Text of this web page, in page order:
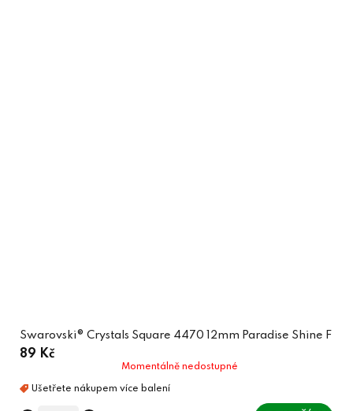
Swarovski® Crystals Square 4470 12mm Paradise Shine F
89 Kč
Momentálně nedostupné